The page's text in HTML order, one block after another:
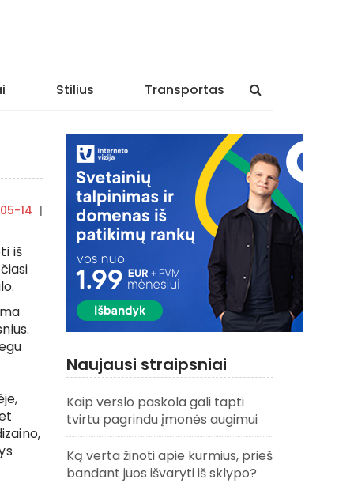
Stilius Transportas
14 |
rasytojas
iš
Naujausi straipsniai
Kaip verslo paskola gali tapti
tvirtu pagrindu įmonės augimui
Ką verta žinoti apie kurmius, prieš
bandant juos išvaryti iš sklypo?